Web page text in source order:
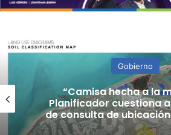
Gobierno
“Camisa hecha a la
Planificador cuestiona
de consulta de